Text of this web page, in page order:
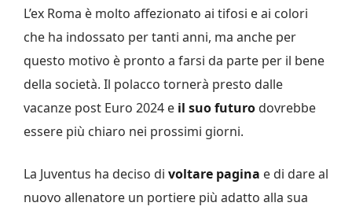
L’ex Roma è molto affezionato ai tifosi e ai colori
che ha indossato per tanti anni, ma anche per
questo motivo è pronto a farsi da parte per il bene
della società. Il polacco tornerà presto dalle
vacanze post Euro 2024 e il suo futuro dovrebbe
essere più chiaro nei prossimi giorni.
La Juventus ha deciso di voltare pagina e di dare al
nuovo allenatore un portiere più adatto alla sua